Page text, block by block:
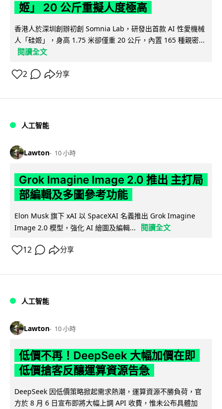
姬」 20 公斤重擬人度極高
香港人於深圳創辦初創 Somnia Lab，研發出首款 AI 性愛機械
人「硅姬」，身高 1.75 米卻僅重 20 公斤，內置 165 種親密...
閱讀全文
2 分享
人工智能
Lawton 10 小時
Grok Imagine Image 2.0 推出 主打局
部編輯及多圖參考功能
Elon Musk 旗下 xAI 以 SpaceXAI 名義推出 Grok Imagine
Image 2.0 模型，強化 AI 繪圖及編輯...
閱讀全文
12 分享
人工智能
Lawton 10 小時
低價不再！DeepSeek 大幅加價在即
低價搶客反釀運算資源告急
DeepSeek 因低價策略掀起需求熱潮，運算資源不勝負荷，官
方於 8 月 6 日宣布即將大幅上調 API 收費，惟未公布具體加